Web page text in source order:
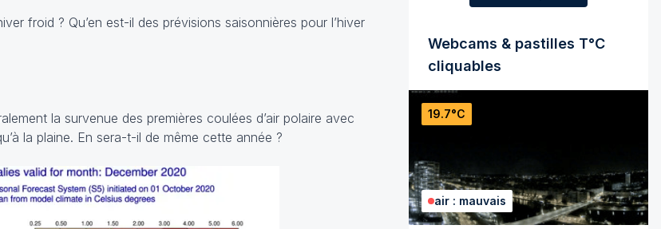
froid ? Qu’en est-il des prévisions saisonnières pour l’hiver
la survenue des premières coulées d’air polaire avec
la plaine. En sera-t-il de même cette année ?
Webcams & pastilles T°C
cliquables
19.7°C
air : mauvais